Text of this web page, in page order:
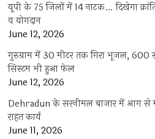
यूपी के 75 जिलों में 14 नाटक… दिखेगा
व योगदान
June 12, 2026
गुरुग्राम में 30 मीटर तक गिरा भूजल, 600 से
सिस्टम भी हुआ फेल
June 12, 2026
Dehradun के सरनीमल बाजार में आग से
राहत कार्य
June 11, 2026